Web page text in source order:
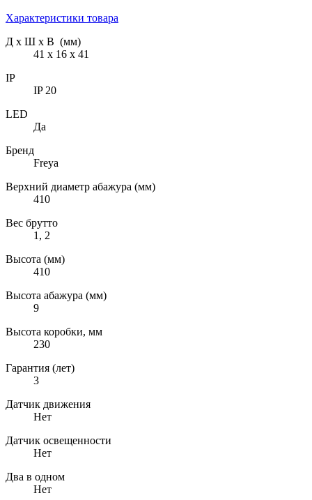
Характеристики товара
Д х Ш х В (мм)
41 х 16 х 41
IP
IP 20
LED
Да
Бренд
Freya
Верхний диаметр абажура (мм)
410
Вес брутто
1, 2
Высота (мм)
410
Высота абажура (мм)
9
Высота коробки, мм
230
Гарантия (лет)
3
Датчик движения
Нет
Датчик освещенности
Нет
Два в одном
Нет